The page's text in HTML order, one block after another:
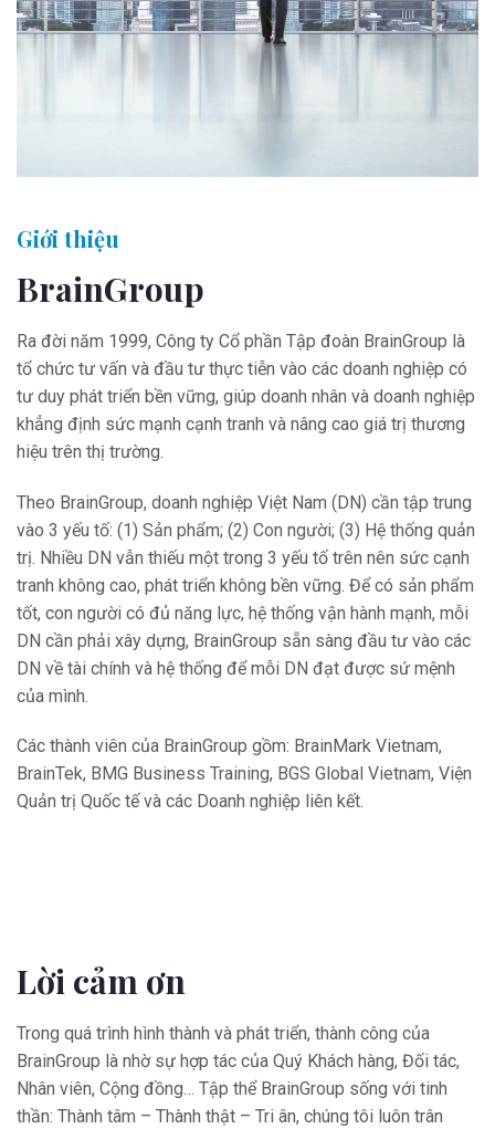
Giới thiệu
BrainGroup
Ra đời năm 1999, Công ty Cổ phần Tập đoàn BrainGroup là
tổ chức tư vấn và đầu tư thực tiễn vào các doanh nghiệp có
tư duy phát triển bền vững, giúp doanh nhân và doanh nghiệp
khẳng định sức mạnh cạnh tranh và nâng cao giá trị thương
hiệu trên thị trường.
Theo BrainGroup, doanh nghiệp Việt Nam (DN) cần tập trung
vào 3 yếu tố: (1) Sản phẩm; (2) Con người; (3) Hệ thống quản
trị. Nhiều DN vẫn thiếu một trong 3 yếu tố trên nên sức cạnh
tranh không cao, phát triển không bền vững. Để có sản phẩm
tốt, con người có đủ năng lực, hệ thống vận hành mạnh, mỗi
DN cần phải xây dựng, BrainGroup sẵn sàng đầu tư vào các
DN về tài chính và hệ thống để mỗi DN đạt được sứ mệnh
của mình.
Các thành viên của BrainGroup gồm: BrainMark Vietnam,
BrainTek, BMG Business Training, BGS Global Vietnam, Viện
Quản trị Quốc tế và các Doanh nghiệp liên kết.
Lời cảm ơn
Trong quá trình hình thành và phát triển, thành công của
BrainGroup là nhờ sự hợp tác của Quý Khách hàng, Đối tác,
Nhân viên, Cộng đồng… Tập thể BrainGroup sống với tinh
thần: Thành tâm – Thành thật – Tri ân, chúng tôi luôn trân